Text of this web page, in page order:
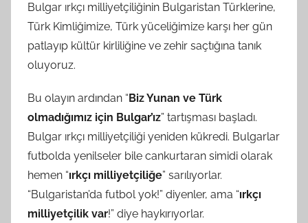
Bulgar ırkçı milliyetçiliğinin Bulgaristan Türklerine,
Türk Kimliğimize, Türk yüceliğimize karşı her gün
patlayıp kültür kirliliğine ve zehir saçtığına tanık
oluyoruz.
Bu olayın ardından “ Biz Yunan ve Türk
olmadığımız için Bulgar’ız” tartışması başladı.
Bulgar ırkçı milliyetçiliği yeniden kükredi. Bulgarlar
futbolda yenilseler bile cankurtaran simidi olarak
hemen “ırkçı milliyetçiliğe” sarılıyorlar.
“Bulgaristan’da futbol yok!” diyenler, ama “ırkçı
milliyetçilik var!” diye haykırıyorlar.